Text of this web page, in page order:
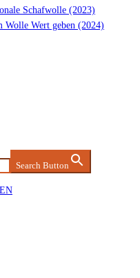
Schafwolle (2023)
Wolle Wert geben (2024)
Search Button